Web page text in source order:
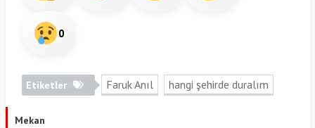
0
Etiketler Faruk Anıl hangi şehirde duralım
Mekan